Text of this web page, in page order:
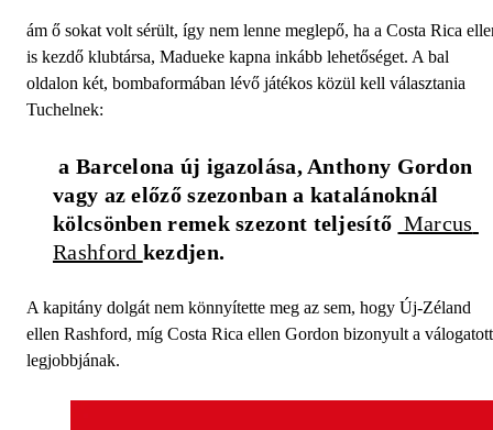
ám ő sokat volt sérült, így nem lenne meglepő, ha a Costa Rica
is kezdő klubtársa, Madueke kapna inkább lehetőséget. A bal
oldalon két, bombaformában lévő játékos közül kell választania
Tuchelnek:
a Barcelona új igazolása, Anthony Gordon
vagy az előző szezonban a katalánoknál
kölcsönben remek szezont teljesítő Marcus
Rashford kezdjen.
A kapitány dolgát nem könnyítette meg az sem, hogy Új-Zéland
ellen Rashford, míg Costa Rica ellen Gordon bizonyult a válogatott
legjobbjának.